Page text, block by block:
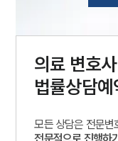
의료 변호사
법률상담예
모든 상담은 전문변
전문적으로 진행하